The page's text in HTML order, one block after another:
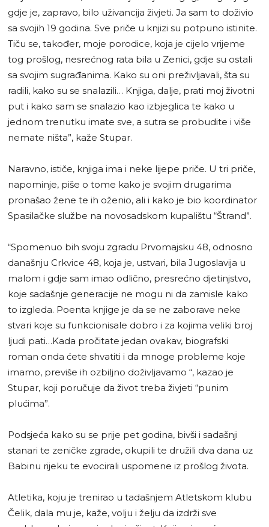
gdje je, zapravo, bilo uživancija živjeti. Ja sam to doživio
sa svojih 19 godina. Sve priče u knjizi su potpuno istinite.
Tiču se, također, moje porodice, koja je cijelo vrijeme
tog prošlog, nesrećnog rata bila u Zenici, gdje su ostali
sa svojim sugrađanima. Kako su oni preživljavali, šta su
radili, kako su se snalazili… Knjiga, dalje, prati moj životni
put i kako sam se snalazio kao izbjeglica te kako u
jednom trenutku imate sve, a sutra se probudite i više
nemate ništa”, kaže Stupar.
Naravno, ističe, knjiga ima i neke lijepe priče. U tri priče,
napominje, piše o tome kako je svojim drugarima
pronašao žene te ih oženio, ali i kako je bio koordinator
Spasilačke službe na novosadskom kupalištu “Štrand”.
“Spomenuo bih svoju zgradu Prvomajsku 48, odnosno
današnju Crkvice 48, koja je, ustvari, bila Jugoslavija u
malom i gdje sam imao odlično, presrećno djetinjstvo,
koje sadašnje generacije ne mogu ni da zamisle kako
to izgleda. Poenta knjige je da se ne zaborave neke
stvari koje su funkcionisale dobro i za kojima veliki broj
ljudi pati…Kada pročitate jedan ovakav, biografski
roman onda ćete shvatiti i da mnoge probleme koje
imamo, previše ih ozbiljno doživljavamo “, kazao je
Stupar, koji poručuje da život treba živjeti “punim
plućima”.
Podsjeća kako su se prije pet godina, bivši i sadašnji
stanari te zeničke zgrade, okupili te družili dva dana uz
Babinu rijeku te evocirali uspomene iz prošlog života.
Atletika, koju je trenirao u tadašnjem Atletskom klubu
Čelik, dala mu je, kaže, volju i želju da izdrži sve